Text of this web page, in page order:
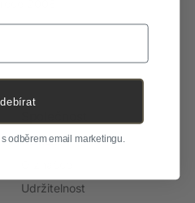
2008.
Kontakt
Udržitelnost
odběrem email marketingu.